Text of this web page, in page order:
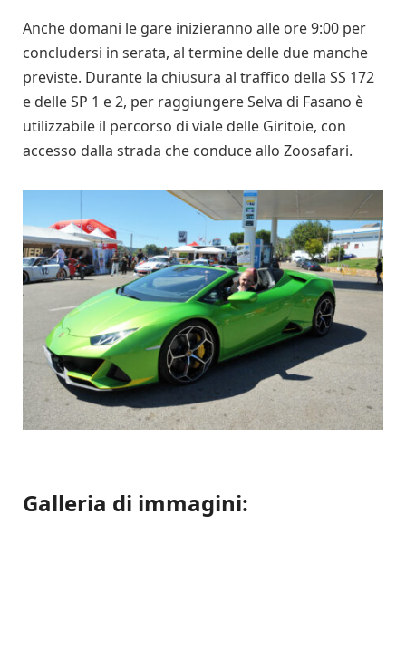
Anche domani le gare inizieranno alle ore 9:00 per
concludersi in serata, al termine delle due manche
previste. Durante la chiusura al traffico della SS 172
e delle SP 1 e 2, per raggiungere Selva di Fasano è
utilizzabile il percorso di viale delle Giritoie, con
accesso dalla strada che conduce allo Zoosafari.
Galleria di immagini: